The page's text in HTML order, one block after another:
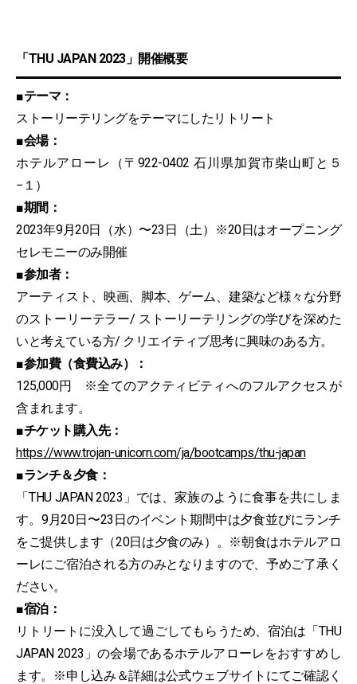
「THU JAPAN 2023」開催概要
■テーマ：
ストーリーテリングをテーマにしたリトリート
■会場：
ホテルアローレ（〒922-0402 ⽯川県加賀市柴⼭町と５
−１）
■期間：
2023年9⽉20⽇（⽔）〜23⽇（⼟）※20⽇はオープニング
セレモニーのみ開催
■参加者：
アーティスト、映画、脚本、ゲーム、建築など様々な分野
のストーリーテラー/ ストーリーテリングの学びを深めた
いと考えている⽅/ クリエイティブ思考に興味のある⽅。
■参加費（⾷費込み）：
125,000円 ※全てのアクティビティへのフルアクセスが
含まれます。
■チケット購⼊先：
https://www.trojan-unicorn.com/ja/bootcamps/thu-japan
■ランチ＆⼣⾷：
「THU JAPAN 2023」では、家族のように⾷事を共にしま
す。9⽉20⽇〜23⽇のイベント期間中は⼣⾷並びにランチ
をご提供します（20⽇は⼣⾷のみ）。※朝⾷はホテルアロ
ーレにご宿泊される⽅のみとなりますので、予めご了承く
ださい。
■宿泊：
リトリートに没⼊して過ごしてもらうため、宿泊は「THU
JAPAN 2023」の会場であるホテルアローレをおすすめし
ます。※申し込み＆詳細は公式ウェブサイトにてご確認く